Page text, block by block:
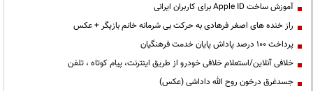
آموزش ساخت Apple ID برای کاربران ایرانی
راز خنده های اصغر فرهادی به حرکت بی شرمانه خانم بازیگر + عکس
پرداخت ۱۰۰ درصد پاداش پایان خدمت فرهنگیان
خلافی آنلاین/استعلام خلافی خودرو از طریق اینترنت، پیام کوتاه ، تلفن
جسدغرق درخون روح الله داداشی (عکس)